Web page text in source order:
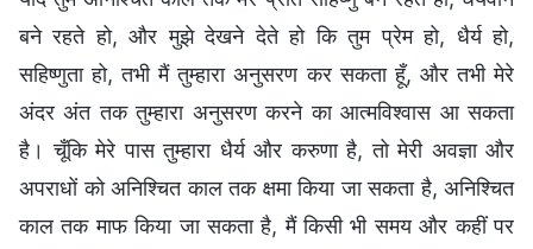
बने रहते हो, और मुझे देखने देते हो कि तुम प्रेम हो, धैर्य हो,
सहिष्णुता हो, तभी मैं तुम्हारा अनुसरण कर सकता हूँ, और तभी मेरे
अंदर अंत तक तुम्हारा अनुसरण करने का आत्मविश्वास आ सकता
है। चूँकि मेरे पास तुम्हारा धैर्य और करुणा है, तो मेरी अवज्ञा और
अपराधों को अनिश्चित काल तक क्षमा किया जा सकता है, अनिश्चित
काल तक माफ किया जा सकता है, मैं किसी भी समय और कहीं पर